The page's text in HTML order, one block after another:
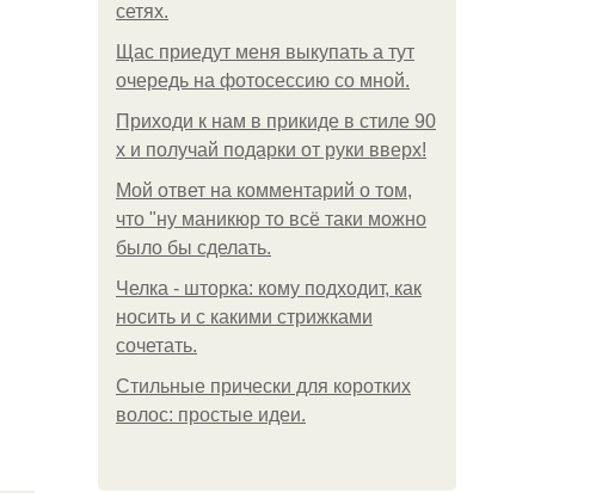
сетях.
Щас приедут меня выкупать а тут
очередь на фотосессию со мной.
Приходи к нам в прикиде в стиле 90
х и получай подарки от руки вверх!
Мой ответ на комментарий о том,
что "ну маникюр то всё таки можно
было бы сделать.
Челка - шторка: кому подходит, как
носить и с какими стрижками
сочетать.
Стильные прически для коротких
волос: простые идеи.